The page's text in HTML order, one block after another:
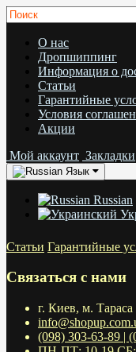
О нас
Дропшиппинг
Информация о
Статьи
Гарантийные
Условия
Акции
Мой аккаунт Закладки
Язык
Russian
Статьи Гарантийные
Связаться с нами
г. Киев, м.
(098) 303-63-89 |